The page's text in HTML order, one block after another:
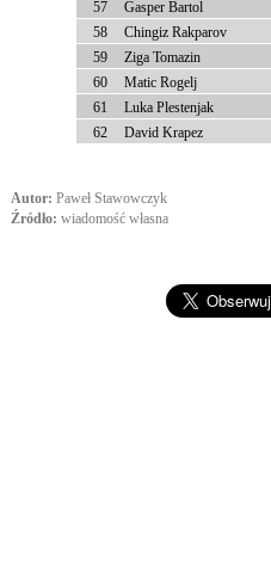
57
Gasper Bartol
58
Chingiz Rakparov
59
Ziga Tomazin
60
Matic Rogelj
61
Luka Plestenjak
62
David Krapez
Autor: Paweł Stawowczyk
Źródło: wiadomość własna